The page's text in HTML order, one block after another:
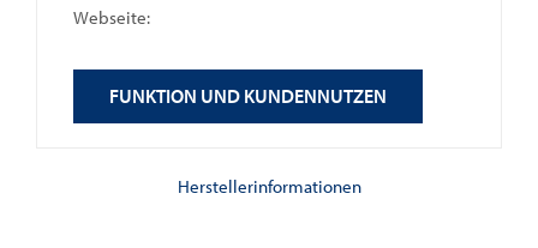
Webseite:
FUNKTION UND KUNDENNUTZEN
Herstellerinformationen